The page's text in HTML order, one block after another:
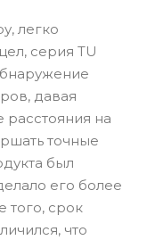
легко
серия TU
давая
на
точные
был
его более
того, срок
что